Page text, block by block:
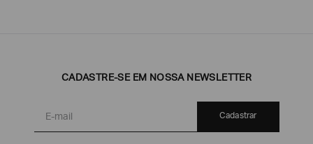
CADASTRE-SE EM NOSSA NEWSLETTER
Cadastrar